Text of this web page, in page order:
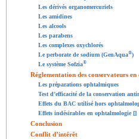
Les dérivés organomercuriels
Les amidines
Les alcools
Les parabens
Les complexes oxychlorés
Le perborate de sodium (GenAqua®)
Le système Sofzia®
Réglementation des conservateurs
Les préparations ophtalmiques
Test d’efficacité de la conservation
Effets du BAC utilisé hors
Effets indésirables en ophtalmologie []
Conclusion
Conflit d’intérêt